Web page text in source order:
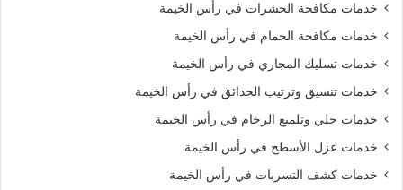
خدمات مكافحة الحشرات في رأس الخيمة
خدمات مكافحة الحمام في رأس الخيمة
خدمات تسليك المجاري في رأس الخيمة
خدمات تنسيق وترتيب الحدائق في رأس الخيمة
خدمات جلي وتلميع الرخام في رأس الخيمة
خدمات عزل الأسطح في رأس الخيمة
خدمات كشف التسربات في رأس الخيمة